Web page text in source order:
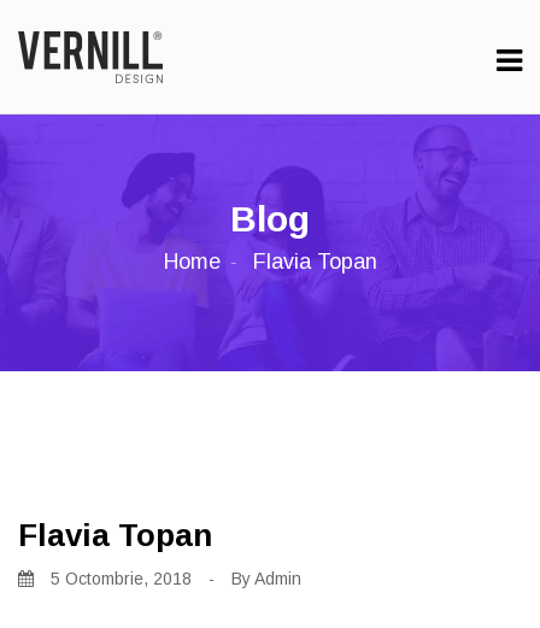
Blog
Home Flavia Topan
Flavia Topan
5 Octombrie, 2018 - ByAdmin